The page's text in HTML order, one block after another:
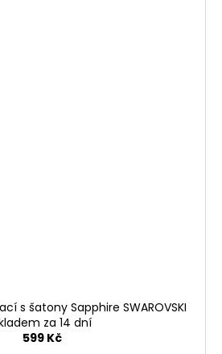
s šatony Sapphire SWAROVSKI
za 14 dní
599 Kč